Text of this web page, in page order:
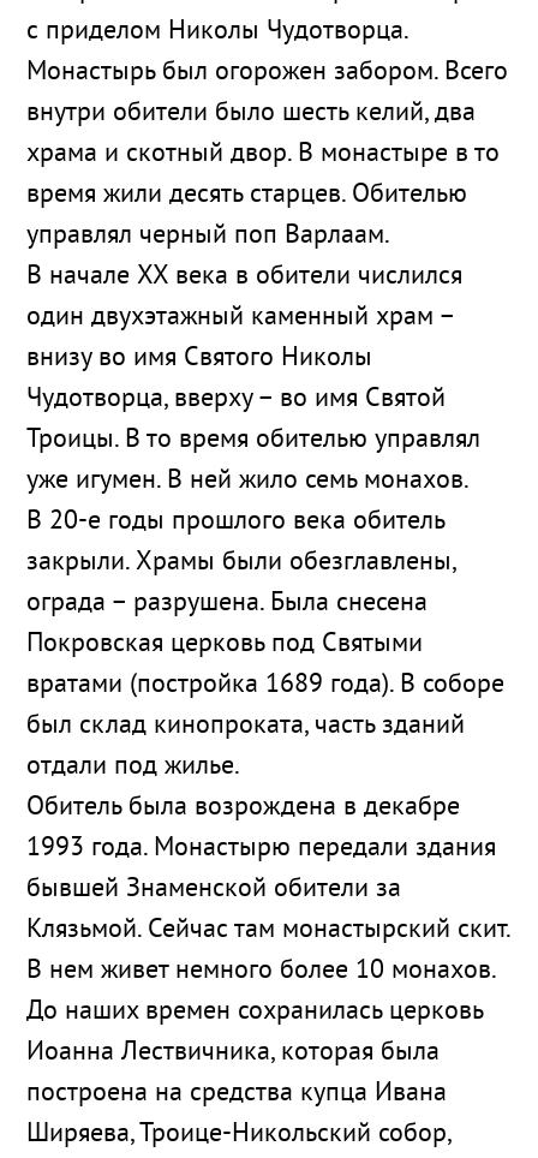
с приделом Николы Чудотворца.
Монастырь был огорожен забором. Всего
внутри обители было шесть келий, два
храма и скотный двор. В монастыре в то
время жили десять старцев. Обителью
управлял черный поп Варлаам.
В начале ХХ века в обители числился
один двухэтажный каменный храм –
внизу во имя Святого Николы
Чудотворца, вверху – во имя Святой
Троицы. В то время обителью управлял
уже игумен. В ней жило семь монахов.
В 20-е годы прошлого века обитель
закрыли. Храмы были обезглавлены,
ограда – разрушена. Была снесена
Покровская церковь под Святыми
вратами (постройка 1689 года). В соборе
был склад кинопроката, часть зданий
отдали под жилье.
Обитель была возрождена в декабре
1993 года. Монастырю передали здания
бывшей Знаменской обители за
Клязьмой. Сейчас там монастырский скит.
В нем живет немного более 10 монахов.
До наших времен сохранилась церковь
Иоанна Лествичника, которая была
построена на средства купца Ивана
Ширяева, Троице-Никольский собор,